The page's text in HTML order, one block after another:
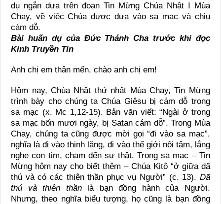
dụ ngắn dựa trên đoạn Tin Mừng Chúa Nhật I Mùa
Chay, về việc Chúa được đưa vào sa mạc và chịu
cám dỗ.
Bài huấn dụ của Đức Thánh Cha trước khi đọc
Kinh Truyền Tin
Anh chị em thân mến, chào anh chị em!
Hôm nay, Chúa Nhật thứ nhất Mùa Chay, Tin Mừng
trình bày cho chúng ta Chúa Giêsu bị cám dỗ trong
sa mạc (x. Mc 1,12-15). Bản văn viết: “Ngài ở trong
sa mạc bốn mươi ngày, bị Satan cám dỗ”. Trong Mùa
Chay, chúng ta cũng được mời gọi “đi vào sa mạc”,
nghĩa là đi vào thinh lặng, đi vào thế giới nội tâm, lắng
nghe con tim, chạm đến sự thật. Trong sa mạc – Tin
Mừng hôm nay cho biết thêm – Chúa Kitô “ở giữa dã
thú và có các thiên thần phục vụ Người” (c. 13). Dã
thú và thiên thầnlà bạn đồng hành của Người.
Nhưng, theo nghĩa biểu tượng, họ cũng là bạn đồng